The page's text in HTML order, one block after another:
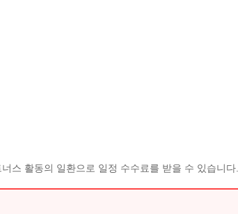
스 활동의 일환으로 일정 수수료를 받을 수 있습니다.